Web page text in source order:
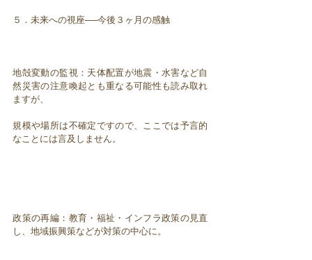
５．未来への視座──今後３ヶ月の感触
地殻変動の監視：天体配置が地震・水害など自
然災害の注意喚起とも重なる可能性も読み取れ
ますが、
規模や場所は不確定ですので、ここでは予言的
なことには言及しません。
政策の再編：教育・福祉・インフラ政策の見直
し、地域振興策などが対策の中心に。